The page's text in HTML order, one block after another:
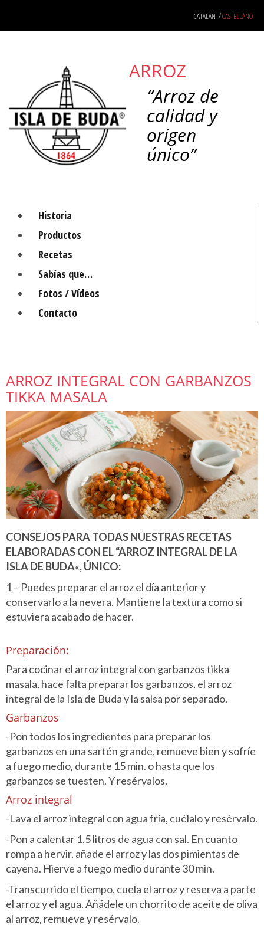
CATALÁN CASTELLANO
ARROZ
“Arroz de
calidad y
origen
único”
Historia
Productos
Recetas
Sabías que…
Fotos / Vídeos
Contacto
ARROZ INTEGRAL CON GARBANZOS
TIKKA MASALA
CONSEJOS PARA TODAS NUESTRAS RECETAS
ELABORADAS CON EL “ARROZ INTEGRAL DE LA
ISLA DE BUDA«, ÚNICO:
1 – Puedes preparar el arroz el día anterior y
conservarlo a la nevera. Mantiene la textura como si
estuviera acabado de hacer.
Preparación:
Para cocinar el arroz integral con garbanzos tikka
masala, hace falta preparar los garbanzos, el arroz
integral de la Isla de Buda y la salsa por separado.
Garbanzos
-Pon todos los ingredientes para preparar los
garbanzos en una sartén grande, remueve bien y sofríe
a fuego medio, durante 15 min. o hasta que los
garbanzos se tuesten. Y resérvalos.
Arroz integral
-Lava el arroz integral con agua fría, cuélalo y resérvalo.
-Pon a calentar 1,5 litros de agua con sal. En cuanto
rompa a hervir, añade el arroz y las dos pimientas de
cayena. Hierve a fuego medio durante 30 min.
-Transcurrido el tiempo, cuela el arroz y reserva a parte
el arroz y el agua. Añádele un chorrito de aceite de oliva
al arroz, remueve y resérvalo.